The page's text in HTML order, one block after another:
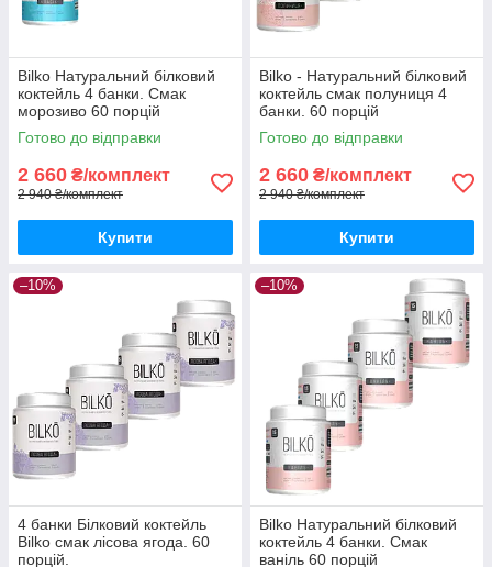
Bilko Натуральний білковий
коктейль 4 банки. Смак
морозиво 60 порцій
Готово до відправки
2 660 ₴/комплект
2 940 ₴/комплект
Купити
Bilko - Натуральний білковий
коктейль смак полуниця 4
банки. 60 порцій
Готово до відправки
2 660 ₴/комплект
2 940 ₴/комплект
Купити
–10%
4 банки Білковий коктейль
Bilko смак лісова ягода. 60
порцій.
–10%
Bilko Натуральний білковий
коктейль 4 банки. Смак
ваніль 60 порцій